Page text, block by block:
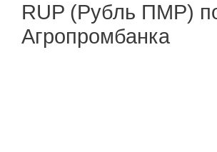
RUP (Рубль ПМР)
Агропромбанка